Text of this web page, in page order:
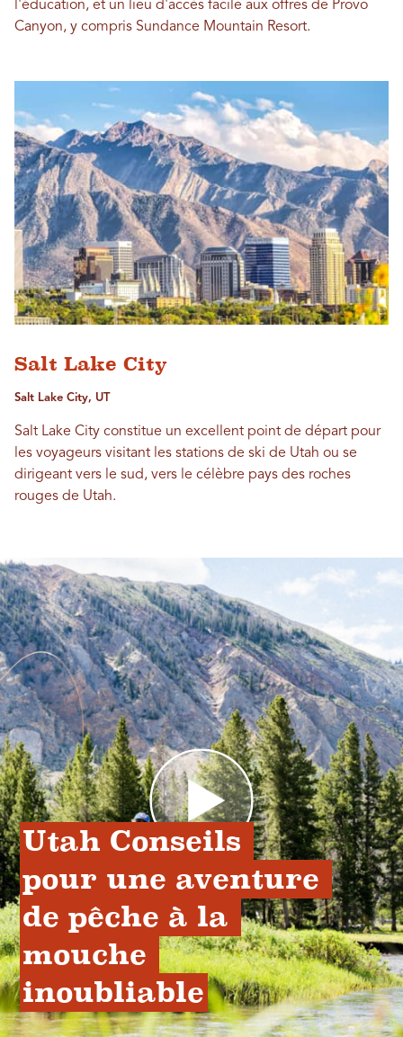
l'éducation, et un lieu d'accès facile aux offres de Provo
Canyon, y compris Sundance Mountain Resort.
Salt Lake City
Salt Lake City, UT
Salt Lake City constitue un excellent point de départ pour
les voyageurs visitant les stations de ski de Utah ou se
dirigeant vers le sud, vers le célèbre pays des roches
rouges de Utah.
Utah Conseils
pour une aventure
de pêche à la
mouche
inoubliable